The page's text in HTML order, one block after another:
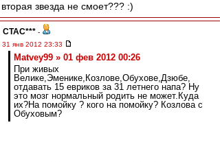
вторая звезда не смоет??? :)
CTAC*** -
31 янв 2012 23:33
Matvey99 » 01 фев 2012 00:26
При живых
Велике,Эменике,Козлове,Обухове,Дзюбе,
отдавать 15 евриков за 31 летнего напа? Ну
это мозг нормальный родить не может.Куда
их?На помойку ? кого на помойку? Козлова с
Обуховым?